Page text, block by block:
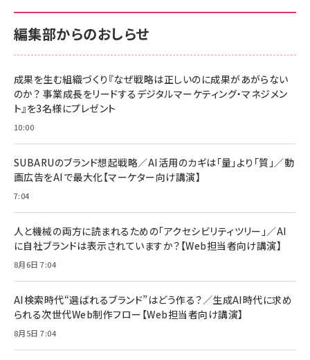
￥880
anan(アンアン)2026/06/24号 No.2500増刊
スペシャルエディション[王道エンタメの矜持／
￥1,100
anan(アンアン)2026/07/08号 No.2502[2026
￥880
ママ投資家が育休中に１億貯めた株式投資
組織の成果を最大化する ルールのデザイン
￥1,980
Amazonランキングをもっと見る
サポート正規品 メーカー保証5年 KLMEA128G
NIMASO ガラスフィルム iPhone 17 用 保護フィ
すい ガイド枠付き いPhone17 (6.3インチ) 対応
2枚セット DSP25F1698
￥1,599
￥6,980
全ワイヤレスイヤホン/アクティブノイズキャンセリ
技術基準適合】ブラック
￥5,990
ケーブル Anker絡まないケーブル 240W 結束バン
ド付き USB PD対応 シリコン素材採用 iPhone
17 / 16 / 15 / Galaxy iPad Pro MacBook
Pro/Air 各種対応 (1.8m ミッドナイトブラック)
￥1,890
サポート正規品 メーカー保証5年 KLMEA128G
Amazon eギフトカード - Amazonロゴ - クラ
￥5,000
Anker PowerLine III Flow USB-C & USB-C
Pro/Air 各種対応 (1.8m ミッドナイトブラック)
￥1,890
サッポロ 生ビール 黒ラベル 350ml 缶 24本 ビー
ル ケース買い【6/30応募〆切! 黒ラベルビヤセラー
￥4,857
編集部からのおしらせ
成果を生む組織づくり『なぜ戦略は正しいのに成果があがらない
のか？ 事業成長をリードするデジタルマーケティング・マネジメン
ト』を3名様にプレゼント
10:00
SUBARUのブランド想起戦略／AI活用のカギは「量」より「質」／動
画広告をAIで最大化【マーケター向け講演】
7:04
人と機械の両方に読まれるための「アクセシビリティツリー」／AI
に自社ブランドは表示されていますか？【Web担当者向け講演】
8月6日 7:04
AI検索時代“選ばれるブランド”はどう作る？／生成AI時代に求め
られる次世代Web制作フロー【Web担当者向け講演】
8月5日 7:04